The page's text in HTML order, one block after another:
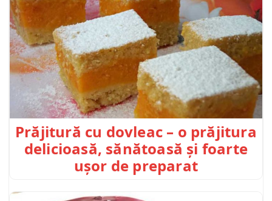
Prăjitură cu dovleac – o prăjitura
delicioasă, sănătoasă și foarte
ușor de preparat